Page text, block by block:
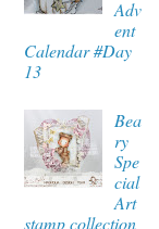
Adv
ent
Calendar #Day
13
Bea
ry
Spe
cial
Art
stamp collection